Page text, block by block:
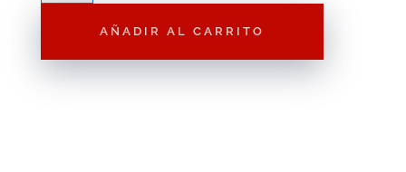
Dart
AÑADIR AL CARRITO